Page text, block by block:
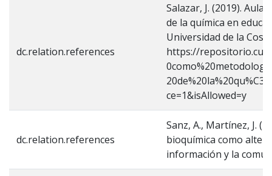
dc.relation.references
Salazar, J. (2019).
de la química en
Universidad de la
https://
ce=1&isAllowed=y
dc.relation.references
Sanz, A., Martínez, J.
bioquímica como
información y la